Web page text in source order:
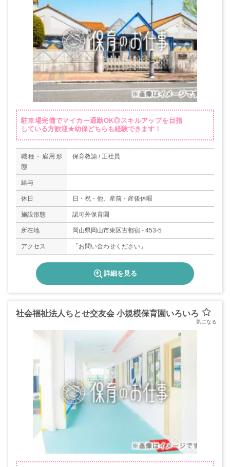
駐車場完備でマイカー通勤OK◎スキルアップを目指
している方歓迎★幼保どちらも経験できます！
職種・雇用形
態
保育教諭 / 正社員
給与
休日 日・祝・他、産前・産後休暇
施設形態 認可外保育園
所在地 岡山県岡山市東区古都宿 - 453-5
アクセス 「お問い合わせください」
詳細を見る
社会福祉法人ちとせ交友会 小規模保育園いろいろ